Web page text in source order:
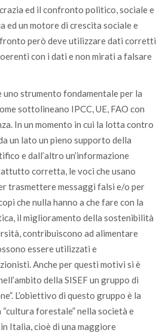
ed il confronto politico, sociale e
ed un motore di crescita sociale e
però deve utilizzare dati corretti
con i dati e non mirati a falsare
strumento fondamentale per la
sottolineano IPCC, UE, FAO con
In un momento in cui la lotta contro
un lato un pieno supporto della
e dall’altro un’informazione
corretta, le voci che usano
trasmettere messaggi falsi e/o per
che nulla hanno a che fare con la
il miglioramento della sostenibilità
contribuiscono ad alimentare
essere utilizzati e
Anche per questi motivi si è
della SISEF un gruppo di
L’obiettivo di questo gruppo è la
forestale” nella società e
Italia, cioè di una maggiore